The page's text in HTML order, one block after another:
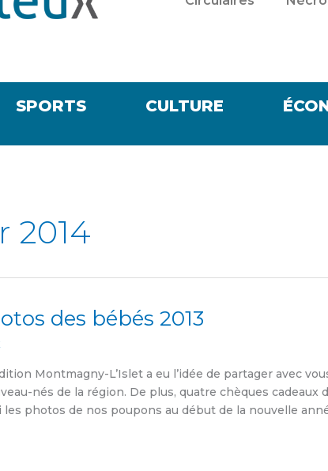
SPORTS CULTURE
2014
des bébés 2013
Montmagny-L’Islet a eu l’idée de partager avec
nés de la région. De plus, quatre chèques cadeaux
photos de nos poupons au début de la nouvelle